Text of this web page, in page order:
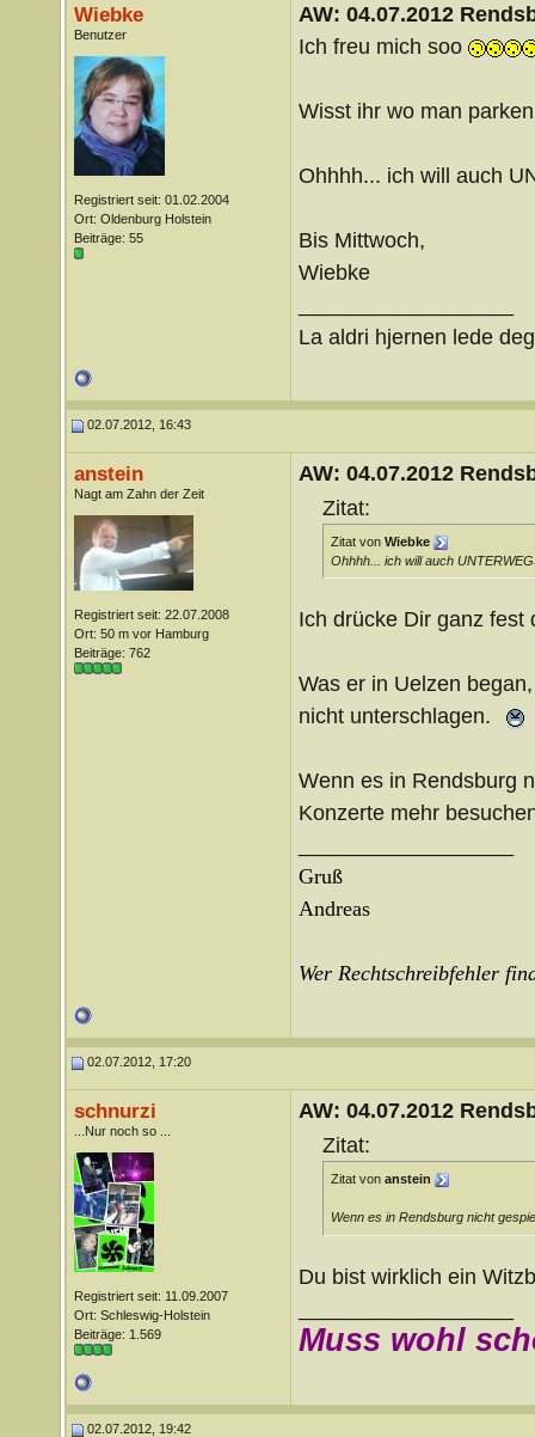
Wiebke
Benutzer
Registriert seit: 01.02.2004
Ort: Oldenburg Holstein
Beiträge: 55
AW: 04.07.2012
Ich freu mich soo
Wisst ihr wo man
Ohhhh... ich will auch
Bis Mittwoch,
Wiebke
La aldri hjernen lede
02.07.2012, 16:43
anstein
Nagt am Zahn der Zeit
Registriert seit: 22.07.2008
Ort: 50 m vor Hamburg
Beiträge: 762
AW: 04.07.2012
Zitat:
Zitat von Wiebke
Ohhhh... ich will auch
Ich drücke Dir ganz
Was er in Uelzen
nicht unterschlagen.
Wenn es in Rendsburg
Konzerte mehr
Gruß
Andreas
Wer Rechtschreibfehler
02.07.2012, 17:20
schnurzi
...Nur noch so ...
Registriert seit: 11.09.2007
Ort: Schleswig-Holstein
Beiträge: 1.569
AW: 04.07.2012
Zitat:
Zitat von anstein
Wenn es in Rendsburg nicht
Du bist wirklich ein
Muss wohl
02.07.2012, 19:42